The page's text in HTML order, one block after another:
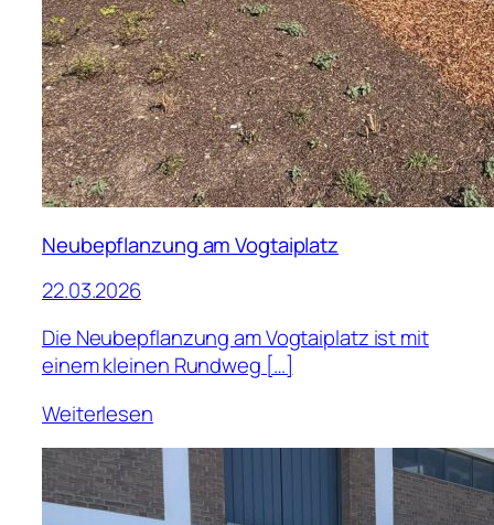
Neubepflanzung am Vogtaiplatz
22.03.2026
Die Neubepflanzung am Vogtaiplatz ist mit
einem kleinen Rundweg […]
Weiterlesen